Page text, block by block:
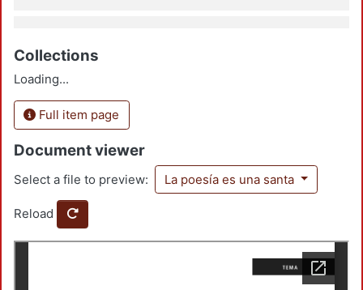
Collections
Loading...
Full item page
Document viewer
Select a file to preview: La poesía es una santa
Reload